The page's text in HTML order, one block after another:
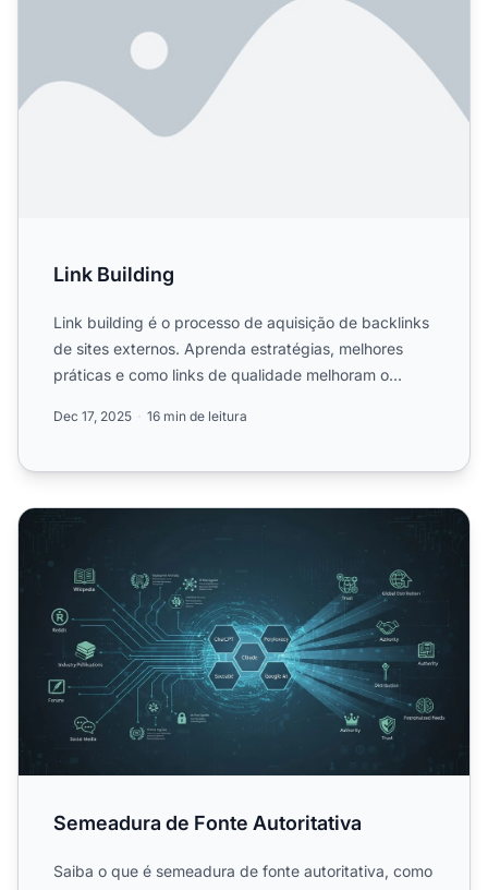
Link Building
Link building é o processo de aquisição de backlinks
de sites externos. Aprenda estratégias, melhores
práticas e como links de qualidade melhoram o
Dec 17, 2025 16 min de leitura
Semeadura de Fonte Autoritativa
Semeadura de Fonte Autoritativa
Saiba o que é semeadura de fonte autoritativa, como